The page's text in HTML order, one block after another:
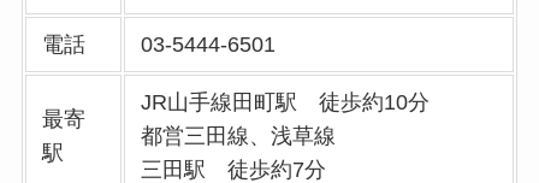
電話 03-5444-6501
最寄
駅
JR山手線田町駅 徒歩約10分
都営三田線、浅草線
三田駅 徒歩約7分